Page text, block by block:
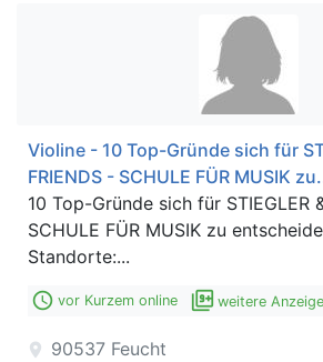
Violine - 10 Top-Gründe sich für
FRIENDS - SCHULE FÜR MUSIK
10 Top-Gründe sich für STIEGLER
SCHULE FÜR MUSIK zu
Standorte:...
access_time vor Kurzem online filter_9_plus weitere
location_on 90537 Feucht